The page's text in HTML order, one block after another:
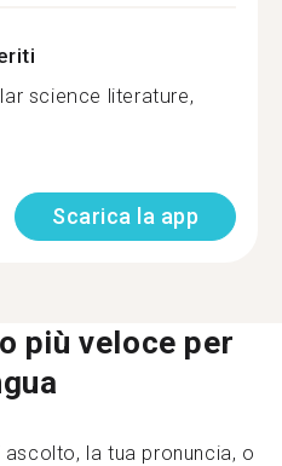
science literature,
Scarica la app
più veloce per
la tua pronuncia, o